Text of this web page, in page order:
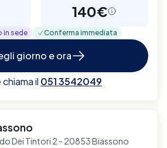
140€
in sede Conferma immediata
giorno e ora
il 051 3542049
Dei Tintori 2 - 20853 Biassono